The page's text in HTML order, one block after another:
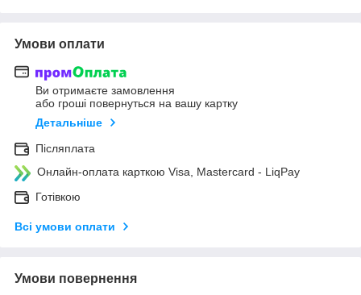
Умови оплати
Ви отримаєте замовлення
або гроші повернуться на вашу картку
Детальніше
Післяплата
Онлайн-оплата карткою Visa, Mastercard - LiqPay
Готівкою
Всі умови оплати
Умови повернення